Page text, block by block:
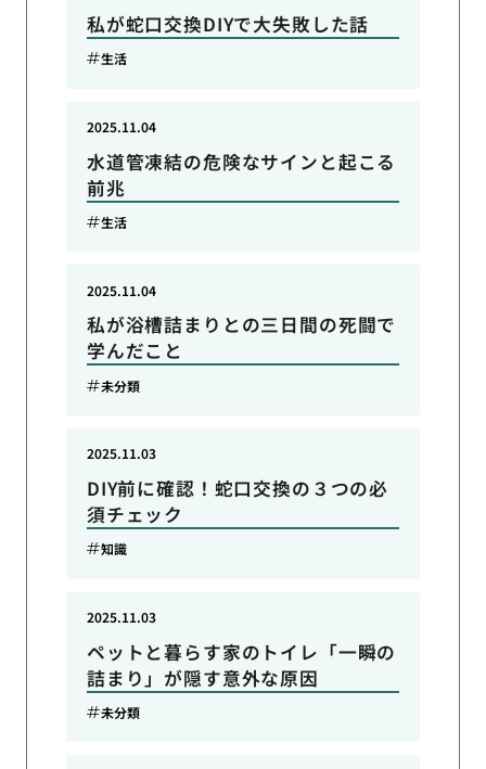
私が蛇口交換DIYで大失敗した話
生活
水道管凍結の危険なサインと起こる
前兆
2025.11.04
生活
私が浴槽詰まりとの三日間の死闘で
学んだこと
2025.11.04
未分類
DIY前に確認！蛇口交換の３つの必
須チェック
2025.11.03
知識
ペットと暮らす家のトイレ「一瞬の
詰まり」が隠す意外な原因
2025.11.03
未分類